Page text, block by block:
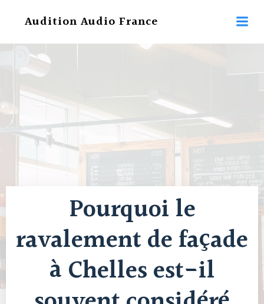
au
Audition Audio France
Pourquoi le
ravalement de façade
à Chelles est-il